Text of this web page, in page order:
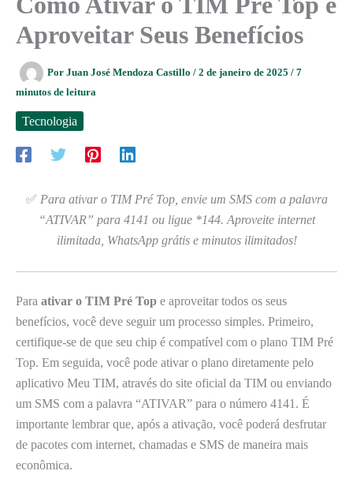
Aproveitar Seus Benefícios
Por Juan José Mendoza Castillo / 2 de janeiro de 2025 / 7
minutos de leitura
Tecnologia
✅ Para ativar o TIM Pré Top, envie um SMS com a palavra
“ATIVAR” para 4141 ou ligue *144. Aproveite internet
ilimitada, WhatsApp grátis e minutos ilimitados!
Para ativar o TIM Pré Top e aproveitar todos os seus
benefícios, você deve seguir um processo simples. Primeiro,
certifique-se de que seu chip é compatível com o plano TIM Pré
Top. Em seguida, você pode ativar o plano diretamente pelo
aplicativo Meu TIM, através do site oficial da TIM ou enviando
um SMS com a palavra “ATIVAR” para o número 4141. É
importante lembrar que, após a ativação, você poderá desfrutar
de pacotes com internet, chamadas e SMS de maneira mais
econômica.